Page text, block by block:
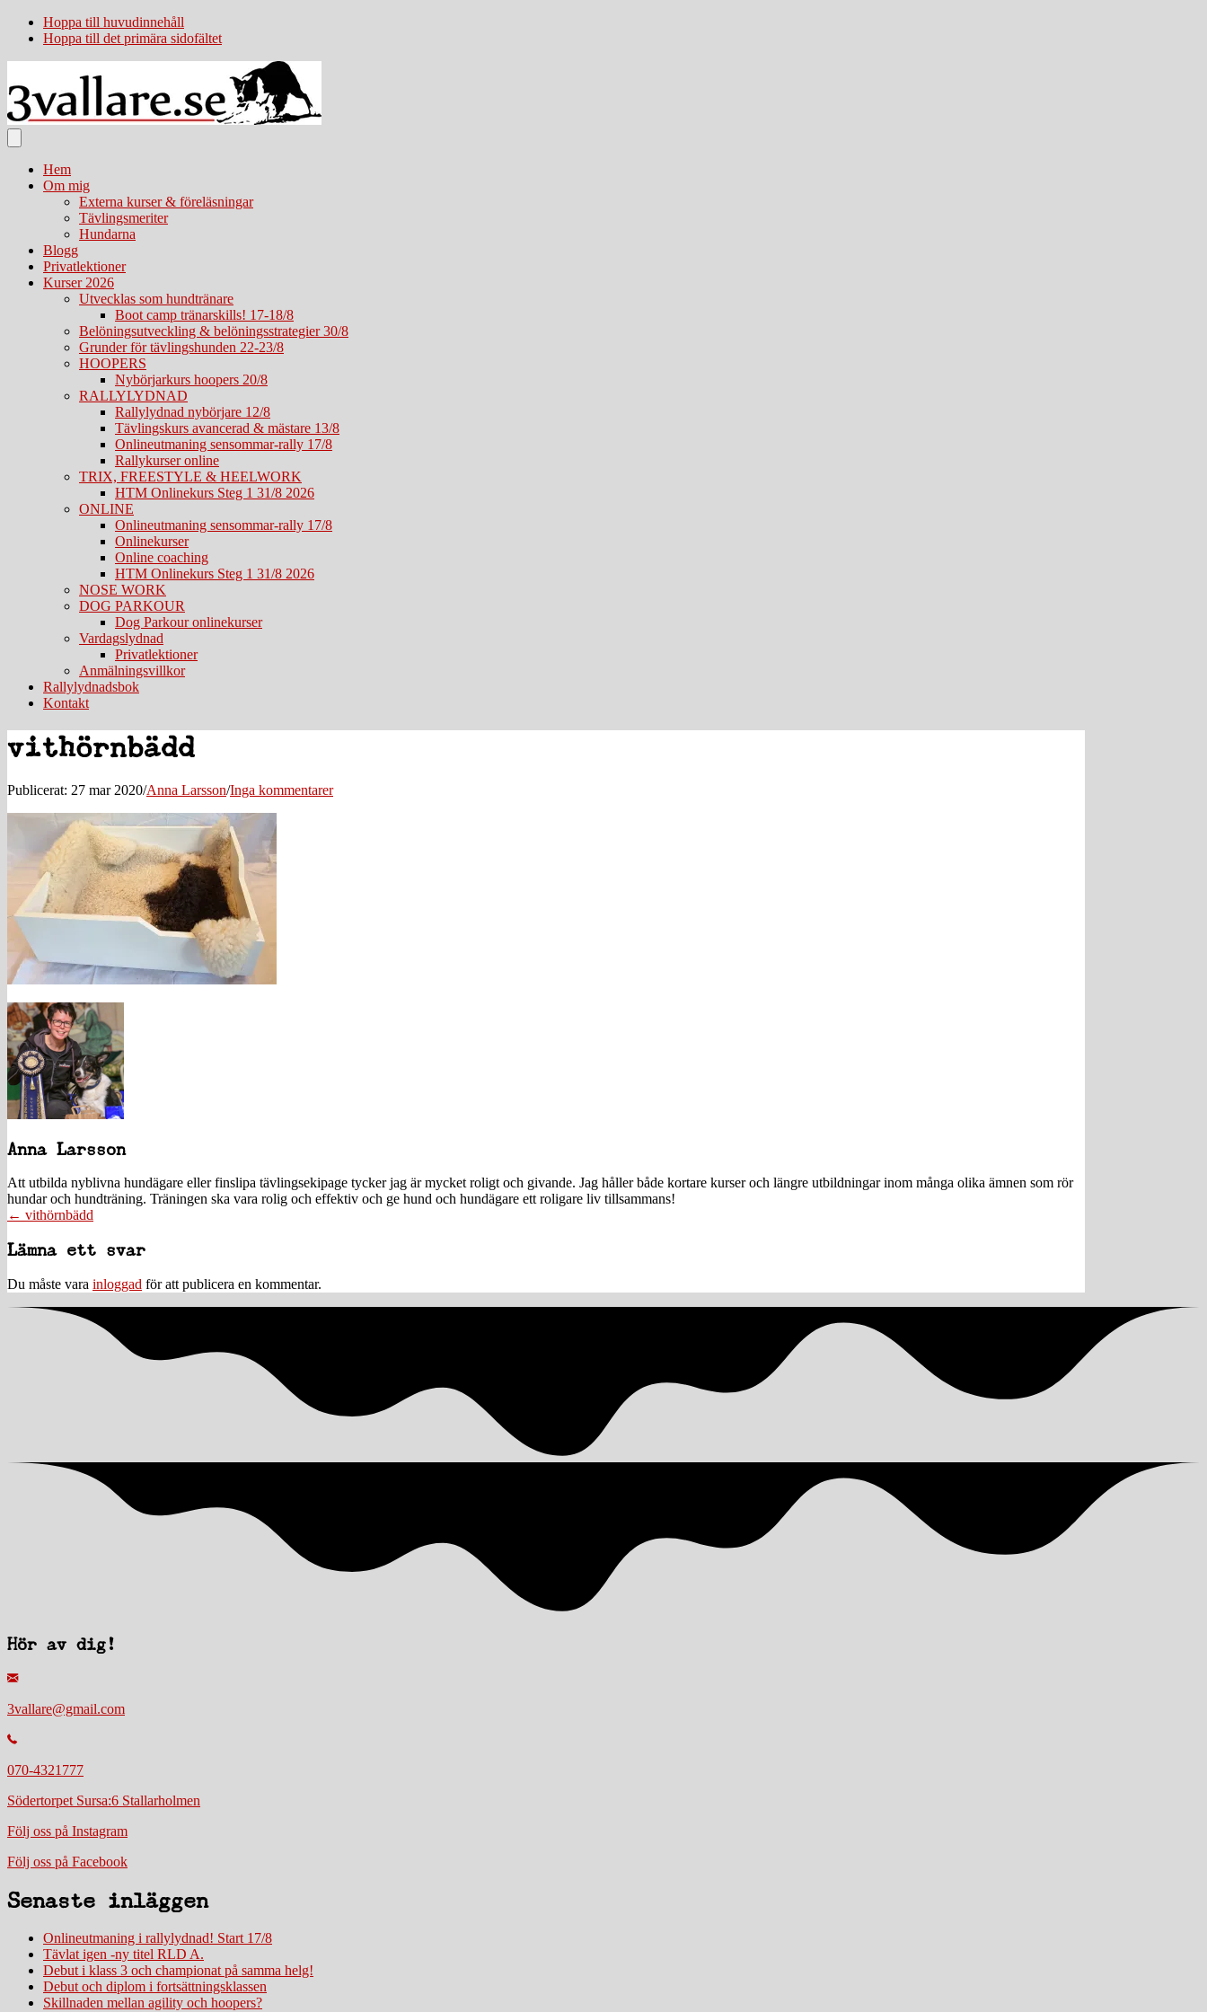
Hoppa till huvudinnehåll
Hoppa till det primära sidofältet
Hem
Om mig
Externa kurser & föreläsningar
Tävlingsmeriter
Hundarna
Blogg
Privatlektioner
Kurser 2026
Utvecklas som hundtränare
Boot camp tränarskills! 17-18/8
Belöningsutveckling & belöningsstrategier 30/8
Grunder för tävlingshunden 22-23/8
HOOPERS
Nybörjarkurs hoopers 20/8
RALLYLYDNAD
Rallylydnad nybörjare 12/8
Tävlingskurs avancerad & mästare 13/8
Onlineutmaning sensommar-rally 17/8
Rallykurser online
TRIX, FREESTYLE & HEELWORK
HTM Onlinekurs Steg 1 31/8 2026
ONLINE
Onlineutmaning sensommar-rally 17/8
Onlinekurser
Online coaching
HTM Onlinekurs Steg 1 31/8 2026
NOSE WORK
DOG PARKOUR
Dog Parkour onlinekurser
Vardagslydnad
Privatlektioner
Anmälningsvillkor
Rallylydnadsbok
Kontakt
vithörnbädd
Publicerat: 27 mar 2020/Anna Larsson/Inga kommentarer
Anna Larsson
Att utbilda nyblivna hundägare eller finslipa tävlingsekipage tycker jag är mycket roligt och givande. Jag håller både kortare kurser och längre utbildningar inom många olika ämnen som rör
hundar och hundträning. Träningen ska vara rolig och effektiv och ge hund och hundägare ett roligare liv tillsammans!
Posts
navigation
← vithörnbädd
Läsarkommentarer
Lämna ett svar
Du måste vara inloggad för att publicera en kommentar.
Hör av dig!
3vallare@gmail.com
070-4321777
Södertorpet Sursa:6 Stallarholmen
Följ oss på Instagram
Följ oss på Facebook
Senaste inläggen
Onlineutmaning i rallylydnad! Start 17/8
Tävlat igen -ny titel RLD A.
Debut i klass 3 och championat på samma helg!
Debut och diplom i fortsättningsklassen
Skillnaden mellan agility och hoopers?